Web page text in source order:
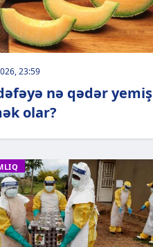
23:59
nə qədər yemiş
olar?